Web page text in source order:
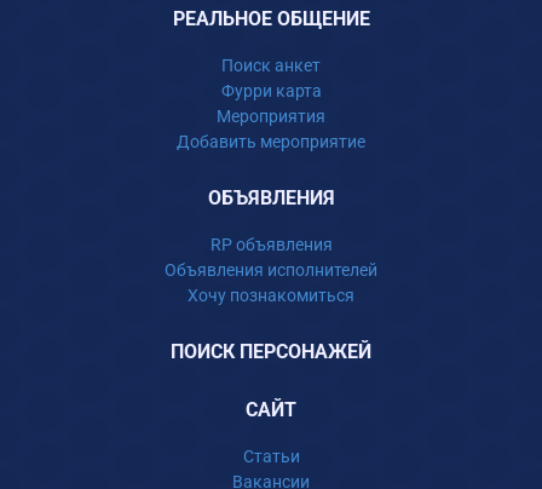
РЕАЛЬНОЕ ОБЩЕНИЕ
Поиск анкет
Фурри карта
Мероприятия
Добавить мероприятие
ОБЪЯВЛЕНИЯ
RP объявления
Объявления исполнителей
Хочу познакомиться
ПОИСК ПЕРСОНАЖЕЙ
САЙТ
Статьи
Вакансии